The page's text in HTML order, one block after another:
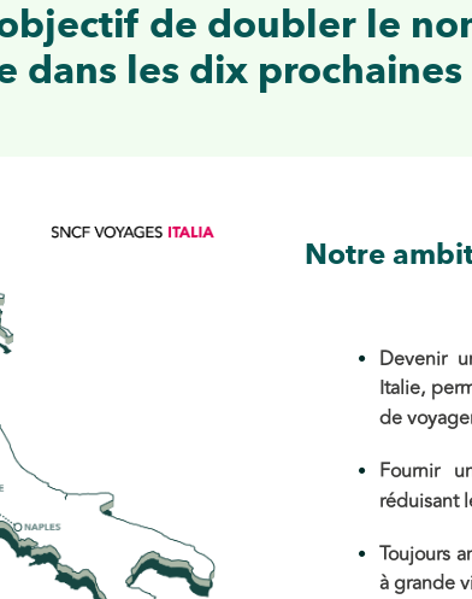
de doubler le
dans les dix prochaines
Notre
Devenir
Italie,
de
Fournir
réduisant
Toujours
à grande